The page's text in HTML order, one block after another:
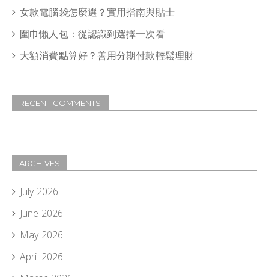
女款電腦袋怎麼選？實用指南與貼士
圍巾懶人包：從認識到選擇一次看
大額消費點算好？善用分期付款輕鬆理財
RECENT COMMENTS
ARCHIVES
July 2026
June 2026
May 2026
April 2026